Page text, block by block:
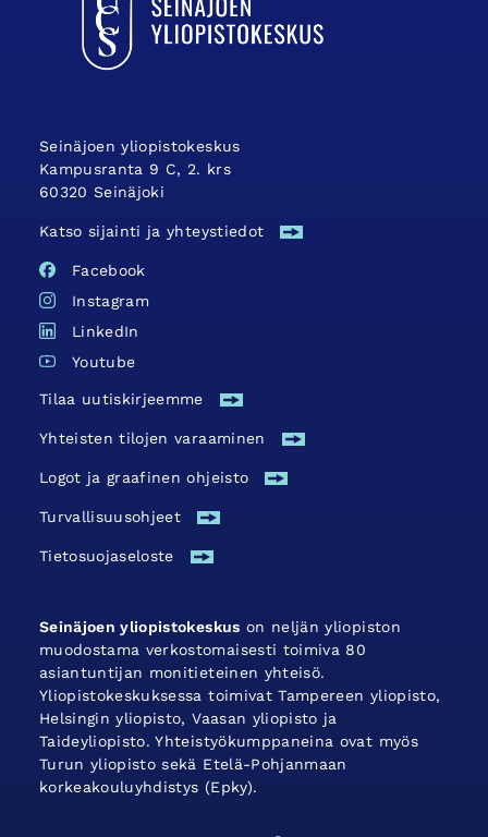
Seinäjoen yliopistokeskus
Kampusranta 9 C, 2. krs
60320 Seinäjoki
Katso sijainti ja yhteystiedot
Facebook
Instagram
LinkedIn
Youtube
Tilaa uutiskirjeemme
Yhteisten tilojen varaaminen
Logot ja graafinen ohjeisto
Turvallisuus­ohjeet
Tietosuojaseloste
Seinäjoen yliopistokeskus on neljän yliopiston
muodostama verkostomaisesti toimiva 80
asiantuntijan monitieteinen yhteisö.
Yliopistokeskuksessa toimivat Tampereen yliopisto,
Helsingin yliopisto, Vaasan yliopisto ja
Taideyliopisto. Yhteistyökumppaneina ovat myös
Turun yliopisto sekä Etelä-Pohjanmaan
korkeakouluyhdistys (Epky).